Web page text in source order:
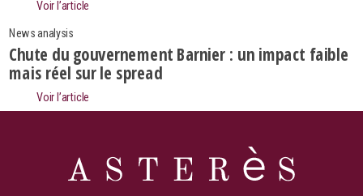
Voir l’article
News analysis
Chute du gouvernement Barnier : un impact faible
mais réel sur le spread
Voir l’article